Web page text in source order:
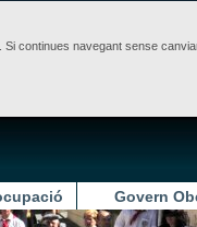
continues navegant sense
Govern